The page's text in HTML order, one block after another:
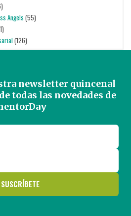
Angels (55)
(126)
newsletter quincenal
todas las novedades de